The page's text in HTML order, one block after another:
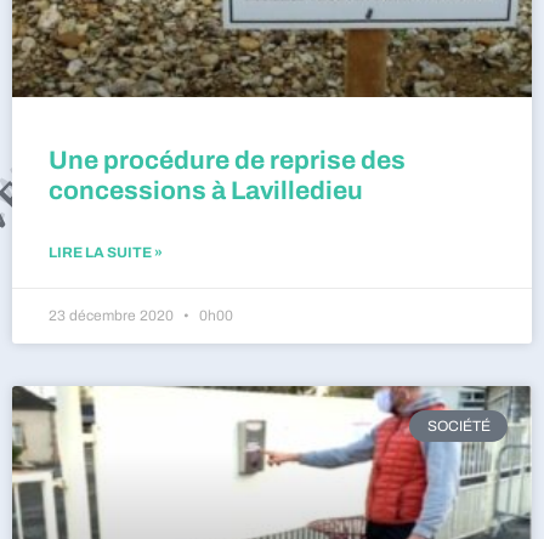
Une procédure de reprise des
concessions à Lavilledieu
LIRE LA SUITE »
23 décembre 2020 0h00
SOCIÉTÉ